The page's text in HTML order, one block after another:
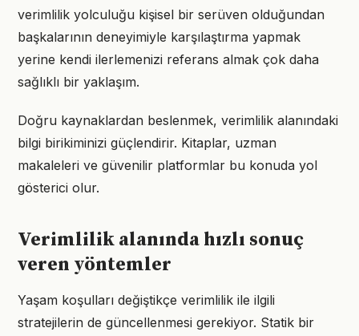
verimlilik yolculuğu kişisel bir serüven olduğundan
başkalarının deneyimiyle karşılaştırma yapmak
yerine kendi ilerlemenizi referans almak çok daha
sağlıklı bir yaklaşım.
Doğru kaynaklardan beslenmek, verimlilik alanındaki
bilgi birikiminizi güçlendirir. Kitaplar, uzman
makaleleri ve güvenilir platformlar bu konuda yol
gösterici olur.
Verimlilik alanında hızlı sonuç
veren yöntemler
Yaşam koşulları değiştikçe verimlilik ile ilgili
stratejilerin de güncellenmesi gerekiyor. Statik bir